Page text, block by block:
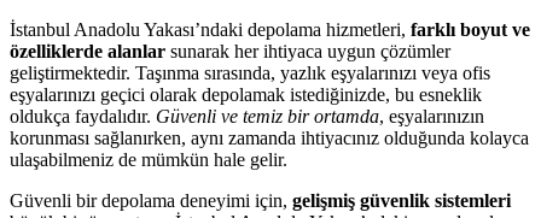
İstanbul Anadolu Yakası’ndaki depolama hizmetleri, farklı boyut ve
özelliklerde alanlar sunarak her ihtiyaca uygun çözümler
geliştirmektedir. Taşınma sırasında, yazlık eşyalarınızı veya ofis
eşyalarınızı geçici olarak depolamak istediğinizde, bu esneklik
oldukça faydalıdır. Güvenli ve temiz bir ortamda, eşyalarınızın
korunması sağlanırken, aynı zamanda ihtiyacınız olduğunda kolayca
ulaşabilmeniz de mümkün hale gelir.
Güvenli bir depolama deneyimi için, gelişmiş güvenlik sistemleri